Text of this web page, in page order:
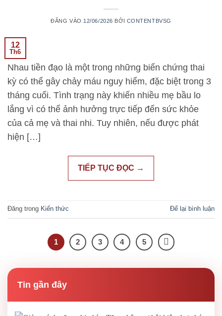
ĐĂNG VÀO 12/06/2026 BỞI CONTENTBVSG
12
Th6
Nhau tiền đạo là một trong những biến chứng thai
kỳ có thể gây chảy máu nguy hiểm, đặc biệt trong 3
tháng cuối. Tình trạng này khiến nhiều mẹ bầu lo
lắng vì có thể ảnh hưởng trực tiếp đến sức khỏe
của cả mẹ và thai nhi. Tuy nhiên, nếu được phát
hiện […]
TIẾP TỤC ĐỌC →
Đăng trong Kiến thức Để lại bình luận
1 2 3 4 5
Tin gần đây